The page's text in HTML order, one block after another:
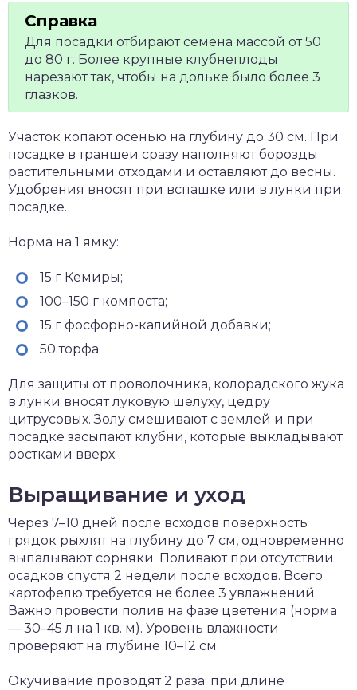
Для посадки отбирают семена массой от 50
до 80 г. Более крупные клубнеплоды
нарезают так, чтобы на дольке было более 3
глазков.
Участок копают осенью на глубину до 30 см. При
посадке в траншеи сразу наполняют борозды
растительными отходами и оставляют до весны.
Удобрения вносят при вспашке или в лунки при
посадке.
Норма на 1 ямку:
15 г Кемиры;
100–150 г компоста;
15 г фосфорно-калийной добавки;
50 торфа.
Для защиты от проволочника, колорадского жука
в лунки вносят луковую шелуху, цедру
цитрусовых. Золу смешивают с землей и при
посадке засыпают клубни, которые выкладывают
ростками вверх.
Выращивание и уход
Через 7–10 дней после всходов поверхность
грядок рыхлят на глубину до 7 см, одновременно
выпалывают сорняки. Поливают при отсутствии
осадков спустя 2 недели после всходов. Всего
картофелю требуется не более 3 увлажнений.
Важно провести полив на фазе цветения (норма
— 30–45 л на 1 кв. м). Уровень влажности
проверяют на глубине 10–12 см.
Окучивание проводят 2 раза: при длине